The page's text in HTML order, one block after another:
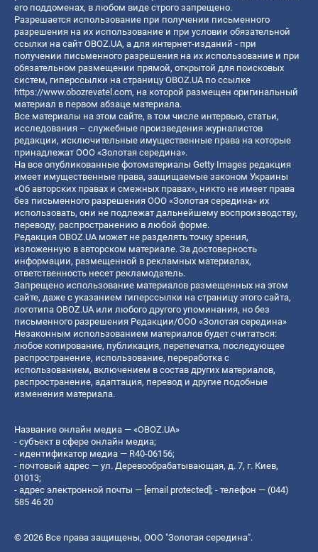
его поддоменах, в любом виде строго запрещено.
Разрешается использование при получении письменного
разрешения на их использование и при условии обязательной
ссылки на сайт OBOZ.UA, а для интернет-изданий - при
получении письменного разрешения на их использование и при
обязательном размещении прямой, открытой для поисковых
систем, гиперссылки на страницу OBOZ.UA по ссылке
https://www.obozrevatel.com, на которой размещен оригинальный
материал в первом абзаце материала.
Все материалы на этом сайте, в том числе интервью, статьи,
исследования – служебные произведения журналистов
редакции, исключительные имущественные права на которые
принадлежат ООО «Золотая середина».
На все опубликованные фотоматериалы Getty Images редакция
имеет имущественные права, защищаемые законом Украины
«Об авторских правах и смежных правах», никто не имеет права
без письменного разрешения ООО «Золотая середина» их
использовать, они не подлежат дальнейшему воспроизводству,
переводу, распространению в любой форме.
Редакция OBOZ.UA может не разделять точку зрения,
изложенную в авторском материале. За достоверность
информации, размещенной в рекламных материалах,
ответственность несет рекламодатель.
Запрещено использование материалов размещенных на этом
сайте, даже с указанием гиперссылки на страницу этого сайта,
логотипа OBOZ.UA или любого другого упоминания, но без
письменного разрешения Редакции/ООО «Золотая середина»
Незаконным использованием материалов будет считаться:
любое копирование, публикация, перепечатка, последующее
распространение, использование, переработка с
использованием, включением в состав других материалов,
распространение, адаптация, перевод и другие подобные
изменения материала.
Название онлайн медиа — «OBOZ.UA»
- субъект в сфере онлайн медиа;
- идентификатор медиа — R40-06156;
- почтовый адрес — ул. Деревообрабатывающая, д. 7, г. Киев,
01013;
- адрес электронной почты — [email protected] ; - телефон — (044)
585 46 20
© 2026 Все права защищены, ООО "Золотая середина".